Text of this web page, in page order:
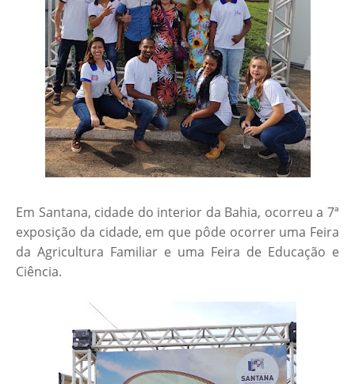
Em Santana, cidade do interior da Bahia, ocorreu a 7ª
exposição da cidade, em que pôde ocorrer uma Feira
da Agricultura Familiar e uma Feira de Educação e
Ciência.